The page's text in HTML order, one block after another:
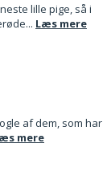
lille pige, så i
Læs mere
af dem, som har
mere